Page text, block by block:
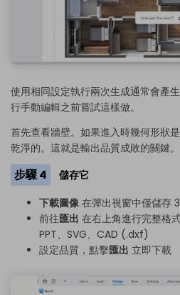
使用相同設定執行兩次生成通常會產
行手動編輯之前嘗試這樣做。
首先查看牆壁。如果進入時幾何形狀
乾淨的。這就是輸出品質成敗的關鍵。
步驟 4
儲存它
下載圖像 在彈出視窗中僅儲存
前往匯出 在右上角進行完整格
PPT、SVG、CAD (.dxf)
設定品質，點擊匯出 立即下載